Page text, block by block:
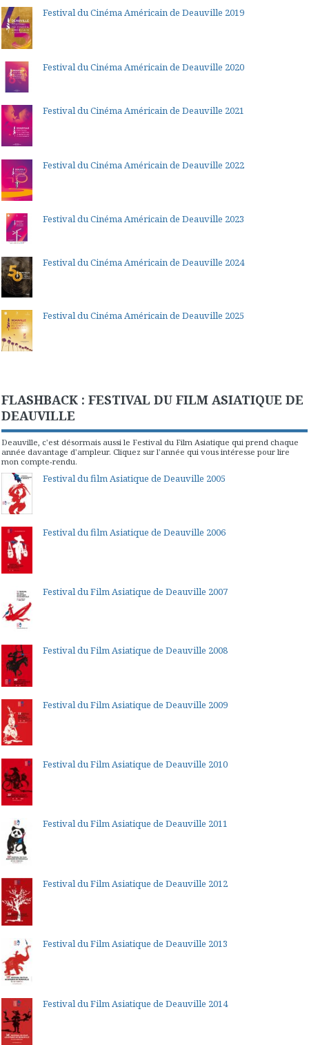
Festival du Cinéma Américain de Deauville 2019
Festival du Cinéma Américain de Deauville 2020
Festival du Cinéma Américain de Deauville 2021
Festival du Cinéma Américain de Deauville 2022
Festival du Cinéma Américain de Deauville 2023
Festival du Cinéma Américain de Deauville 2024
Festival du Cinéma Américain de Deauville 2025
FLASHBACK : FESTIVAL DU FILM ASIATIQUE DE
DEAUVILLE
Deauville, c'est désormais aussi le Festival du Film Asiatique qui prend chaque
année davantage d'ampleur. Cliquez sur l'année qui vous intéresse pour lire
mon compte-rendu.
Festival du film Asiatique de Deauville 2005
Festival du film Asiatique de Deauville 2006
Festival du Film Asiatique de Deauville 2007
Festival du Film Asiatique de Deauville 2008
Festival du Film Asiatique de Deauville 2009
Festival du Film Asiatique de Deauville 2010
Festival du Film Asiatique de Deauville 2011
Festival du Film Asiatique de Deauville 2012
Festival du Film Asiatique de Deauville 2013
Festival du Film Asiatique de Deauville 2014